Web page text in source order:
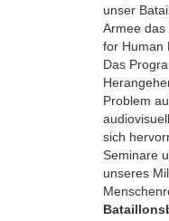
unser
Armee das
for Human
Das
Problem
sich
Seminare
unseres